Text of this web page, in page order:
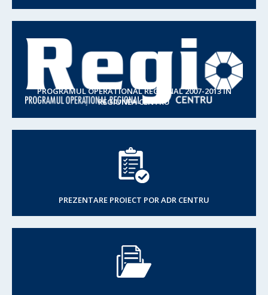
PROGRAMUL OPERATIONAL REGIONAL 2007-2013 IN
REGIUNEA CENTRU
PREZENTARE PROIECT POR ADR CENTRU